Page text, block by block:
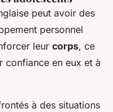
peut avoir des
personnel
leur corps, ce
confiance en eux et à
à des situations